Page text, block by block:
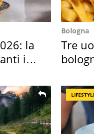
la
in
Bologna
Tre